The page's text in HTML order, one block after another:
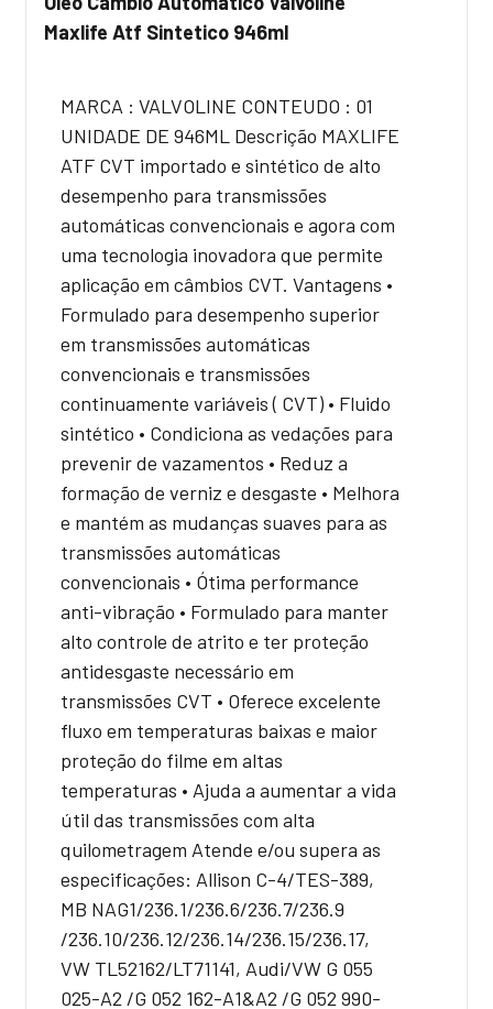
Maxlife Atf Sintetico 946ml
MARCA : VALVOLINE CONTEUDO : 01
UNIDADE DE 946ML Descrição MAXLIFE
ATF CVT importado e sintético de alto
desempenho para transmissões
automáticas convencionais e agora com
uma tecnologia inovadora que permite
aplicação em câmbios CVT. Vantagens •
Formulado para desempenho superior
em transmissões automáticas
convencionais e transmissões
continuamente variáveis ( CVT) • Fluido
sintético • Condiciona as vedações para
prevenir de vazamentos • Reduz a
formação de verniz e desgaste • Melhora
e mantém as mudanças suaves para as
transmissões automáticas
convencionais • Ótima performance
anti-vibração • Formulado para manter
alto controle de atrito e ter proteção
antidesgaste necessário em
transmissões CVT • Oferece excelente
fluxo em temperaturas baixas e maior
proteção do filme em altas
temperaturas • Ajuda a aumentar a vida
útil das transmissões com alta
quilometragem Atende e/ou supera as
especificações: Allison C-4/TES-389,
MB NAG1/236.1/236.6/236.7/236.9
/236.10/236.12/236.14/236.15/236.17,
VW TL52162/LT71141, Audi/VW G 055
025-A2 /G 052 162-A1&A2 /G 052 990-